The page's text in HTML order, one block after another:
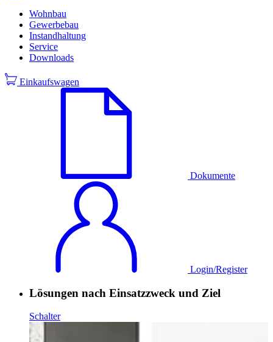
Wohnbau
Gewerbebau
Instandhaltung
Service
Downloads
Einkaufswagen
Dokumente
Login/Register
Lösungen nach Einsatzzweck und Ziel
Schalter